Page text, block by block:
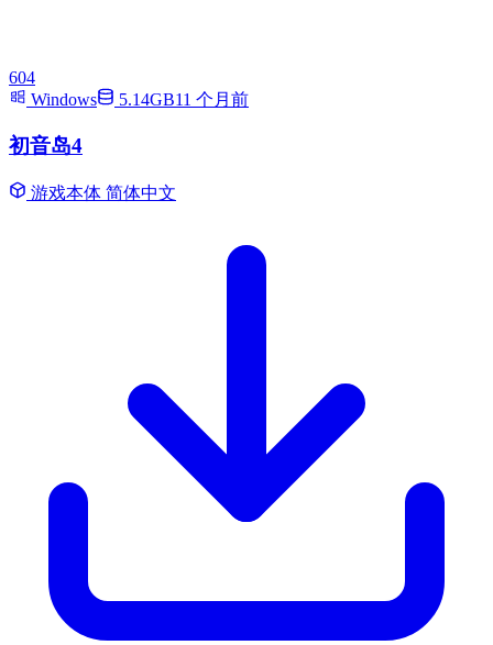
604
Windows
5.14GB11 个月前
初音岛4
游戏本体 简体中文